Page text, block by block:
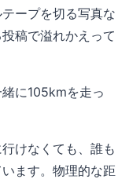
ープを切る写真な
稿で溢れかえって
に105kmを走っ
けなくても、誰も
ます。物理的な距